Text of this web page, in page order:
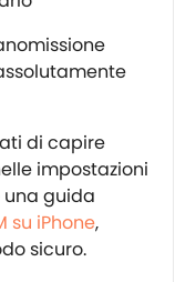
di capire
impostazioni
guida
su iPhone,
sicuro.